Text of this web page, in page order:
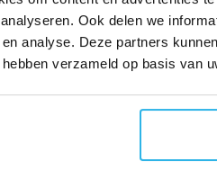
Ook delen we
analyse. Deze partners
verzameld op basis van